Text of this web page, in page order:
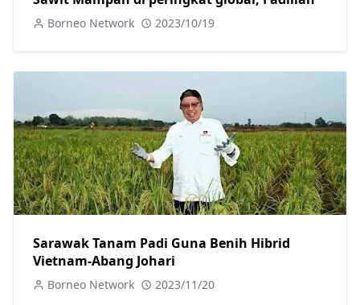
Borneo Network 2023/10/19
Sarawak Tanam Padi Guna Benih Hibrid
Vietnam-Abang Johari
Borneo Network 2023/11/20